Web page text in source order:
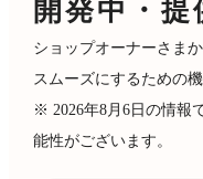
開発中・
ショップオーナーさま
スムーズにするための
※ 2026年8月6日の情報
能性がございます。